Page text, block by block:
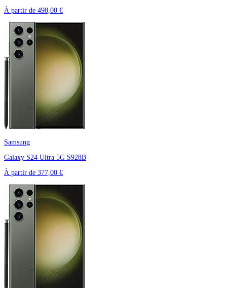
À partir de 498,00 €
Samsung
Galaxy S24 Ultra 5G S928B
À partir de 377,00 €